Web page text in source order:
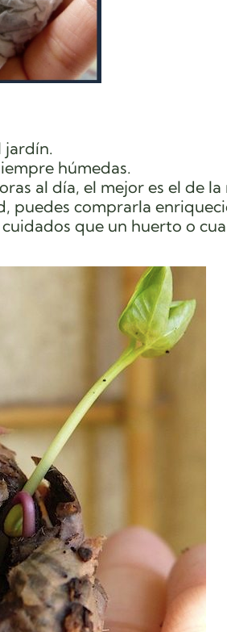
jardín.
húmedas.
al día, el mejor es el de la
puedes comprarla
que un huerto o